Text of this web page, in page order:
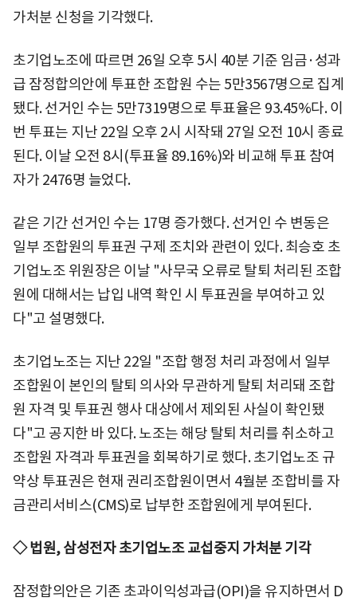
가처분 신청을 기각했다.
초기업노조에 따르면 26일 오후 5시 40분 기준 임금·성과
급 잠정합의안에 투표한 조합원 수는 5만3567명으로 집계
됐다. 선거인 수는 5만7319명으로 투표율은 93.45%다. 이
번 투표는 지난 22일 오후 2시 시작돼 27일 오전 10시 종료
된다. 이날 오전 8시(투표율 89.16%)와 비교해 투표 참여
자가 2476명 늘었다.
같은 기간 선거인 수는 17명 증가했다. 선거인 수 변동은
일부 조합원의 투표권 구제 조치와 관련이 있다. 최승호 초
기업노조 위원장은 이날 "사무국 오류로 탈퇴 처리된 조합
원에 대해서는 납입 내역 확인 시 투표권을 부여하고 있
다"고 설명했다.
초기업노조는 지난 22일 "조합 행정 처리 과정에서 일부
조합원이 본인의 탈퇴 의사와 무관하게 탈퇴 처리돼 조합
원 자격 및 투표권 행사 대상에서 제외된 사실이 확인됐
다"고 공지한 바 있다. 노조는 해당 탈퇴 처리를 취소하고
조합원 자격과 투표권을 회복하기로 했다. 초기업노조 규
약상 투표권은 현재 권리조합원이면서 4월분 조합비를 자
금관리서비스(CMS)로 납부한 조합원에게 부여된다.
◇ 법원, 삼성전자 초기업노조 교섭중지 가처분 기각
잠정합의안은 기존 초과이익성과급(OPI)을 유지하면서 D